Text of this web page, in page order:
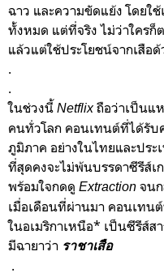
ฉาว และความขัดแย้ง โดยใช้
ทั้งหมด แต่ที่จริง ไม่ว่าใครก็
แล้วแต่ใช้ประโยชน์จากเสือ
.
.
ในช่วงนี้ Netflix ถือว่าเป็นแ
คนทั่วโลก คอนเทนต์ที่ได้รับ
ภูมิภาค อย่างในไทยและปร
ที่สุดคงจะไม่พ้นบรรดาซีรีส์เ
พร้อมใจกดดู Extraction จน
เมื่อเดือนที่ผ่านมา คอนเทน
ในอเมริกาเหนือ* เป็นซีรีส์ส
มีฉายาว่า ราชาเสือ
.